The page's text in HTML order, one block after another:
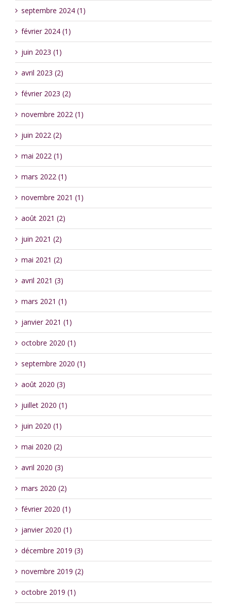
septembre 2024 (1)
février 2024 (1)
juin 2023 (1)
avril 2023 (2)
février 2023 (2)
novembre 2022 (1)
juin 2022 (2)
mai 2022 (1)
mars 2022 (1)
novembre 2021 (1)
août 2021 (2)
juin 2021 (2)
mai 2021 (2)
avril 2021 (3)
mars 2021 (1)
janvier 2021 (1)
octobre 2020 (1)
septembre 2020 (1)
août 2020 (3)
juillet 2020 (1)
juin 2020 (1)
mai 2020 (2)
avril 2020 (3)
mars 2020 (2)
février 2020 (1)
janvier 2020 (1)
décembre 2019 (3)
novembre 2019 (2)
octobre 2019 (1)